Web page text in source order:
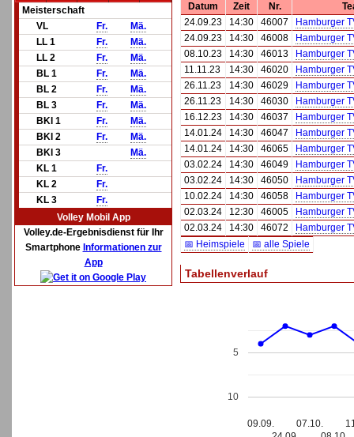
Meisterschaft
VL
Fr.
Mä.
LL 1
Fr.
Mä.
LL 2
Fr.
Mä.
BL 1
Fr.
Mä.
BL 2
Fr.
Mä.
BL 3
Fr.
Mä.
BKl 1
Fr.
Mä.
BKl 2
Fr.
Mä.
BKl 3
Mä.
KL 1
Fr.
KL 2
Fr.
KL 3
Fr.
Volley Mobil App
Volley.de-Ergebnisdienst für Ihr
Smartphone Informationen zur
App
Datum Zeit Nr.
24.09.23
14:30 46007
Hamburger
24.09.23
14:30 46008
Hamburger
08.10.23
14:30 46013
Hamburger
11.11.23
14:30 46020
Hamburger
26.11.23
14:30 46029
Hamburger
26.11.23
14:30 46030
Hamburger
16.12.23
14:30 46037
Hamburger
14.01.24
14:30 46047
Hamburger
14.01.24
14:30 46065
Hamburger
03.02.24
14:30 46049
Hamburger
03.02.24
14:30 46050
Hamburger
10.02.24
14:30 46058
Hamburger
02.03.24
12:30 46005
Hamburger
02.03.24
14:30 46072
Hamburger
📅 Heimspiele
📅 alle Spiele
Tabellenverlauf
09.09.
07.10.
5
10